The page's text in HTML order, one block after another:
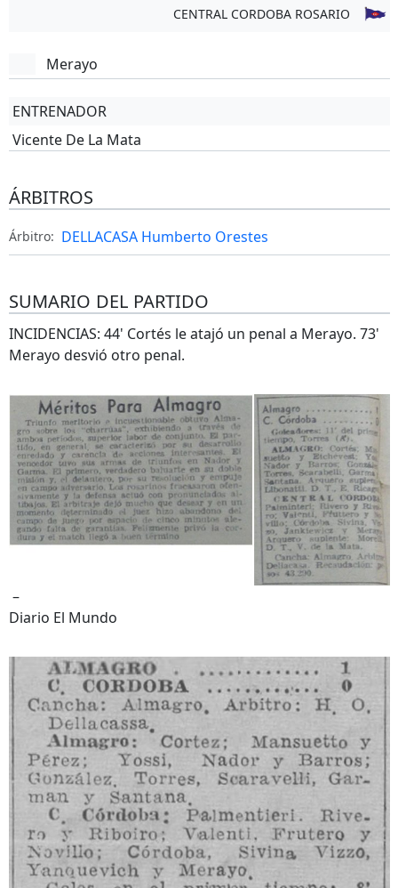
CENTRAL CORDOBA ROSARIO
Merayo
ENTRENADOR
Vicente De La Mata
ÁRBITROS
Árbitro: DELLACASA Humberto Orestes
SUMARIO DEL PARTIDO
INCIDENCIAS: 44' Cortés le atajó un penal a Merayo. 73'
Merayo desvió otro penal.
–
Diario El Mundo